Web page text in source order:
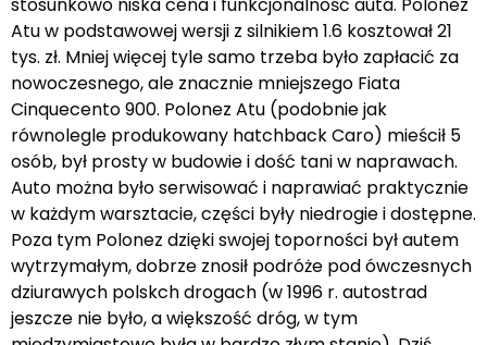
Atu w podstawowej wersji z silnikiem 1.6 kosztował 21
tys. zł. Mniej więcej tyle samo trzeba było zapłacić za
nowoczesnego, ale znacznie mniejszego Fiata
Cinquecento 900. Polonez Atu (podobnie jak
równolegle produkowany hatchback Caro) mieścił 5
osób, był prosty w budowie i dość tani w naprawach.
Auto można było serwisować i naprawiać praktycznie
w każdym warsztacie, części były niedrogie i dostępne.
Poza tym Polonez dzięki swojej toporności był autem
wytrzymałym, dobrze znosił podróże pod ówczesnych
dziurawych polskch drogach (w 1996 r. autostrad
jeszcze nie było, a większość dróg, w tym